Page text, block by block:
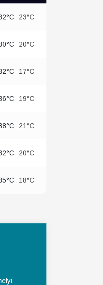
23°C
20°C
17°C
19°C
21°C
20°C
18°C